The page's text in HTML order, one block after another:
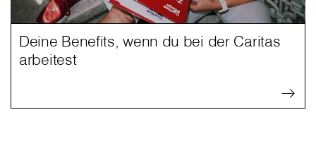
Deine Benefits, wenn du bei der Caritas
arbeitest